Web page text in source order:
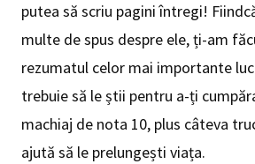
putea să scriu pagini întregi!
multe de spus despre ele, ți-am
rezumatul celor mai importante
trebuie să le știi pentru a-ți
machiaj de nota 10, plus câteva
ajută să le prelungești viața.